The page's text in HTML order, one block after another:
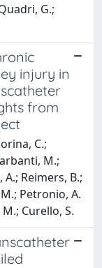
G.;
injury in
from
C.;
M.;
Reimers, B.;
Petronio, A.
Curello, S.